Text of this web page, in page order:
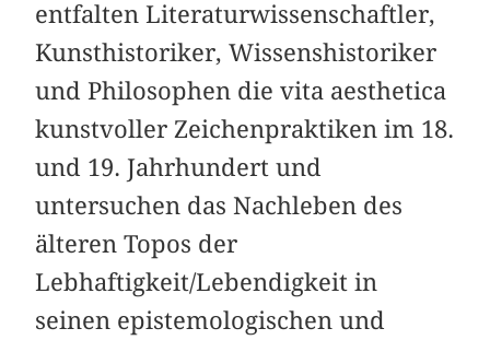
entfalten Literaturwissenschaftler,
Kunsthistoriker, Wissenshistoriker
und Philosophen die vita aesthetica
kunstvoller Zeichenpraktiken im 18.
und 19. Jahrhundert und
untersuchen das Nachleben des
älteren Topos der
Lebhaftigkeit/Lebendigkeit in
seinen epistemologischen und